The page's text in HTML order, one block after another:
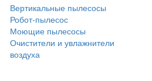
Вертикальные пылесосы
Робот-пылесос
Моющие пылесосы
Очистители и увлажнители
воздуха